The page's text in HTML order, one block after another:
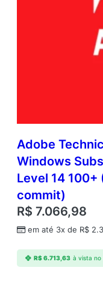
Adobe
Windows
Level 14 100+
commit)
R$ 7.066,98
em até 3x de R$
R$6.713,63 à vista no